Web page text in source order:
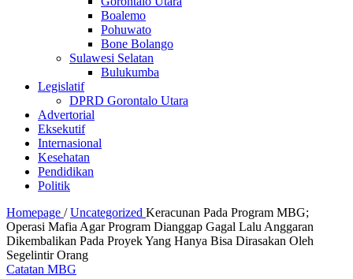
Boalemo
Pohuwato
Bone Bolango
Sulawesi Selatan
Bulukumba
Legislatif
DPRD Gorontalo Utara
Advertorial
Eksekutif
Internasional
Kesehatan
Pendidikan
Politik
Homepage / Uncategorized Keracunan Pada Program MBG;
Operasi Mafia Agar Program Dianggap Gagal Lalu Anggaran
Dikembalikan Pada Proyek Yang Hanya Bisa Dirasakan Oleh
Segelintir Orang
Catatan MBG